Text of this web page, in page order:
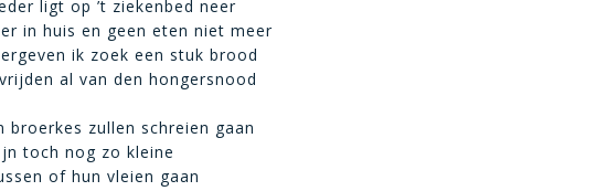
ligt op ’t ziekenbed neer
in huis en geen eten niet meer
ik zoek een stuk brood
al van den hongersnood
broerkes zullen schreien gaan
toch nog zo kleine
of hun vleien gaan